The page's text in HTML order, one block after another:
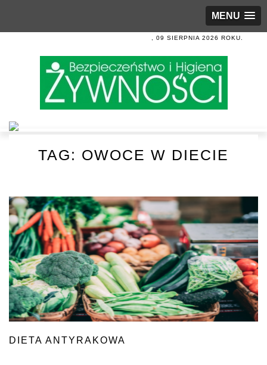
MENU
, 09 SIERPNIA 2026 ROKU.
TAG: OWOCE W DIECIE
DIETA ANTYRAKOWA